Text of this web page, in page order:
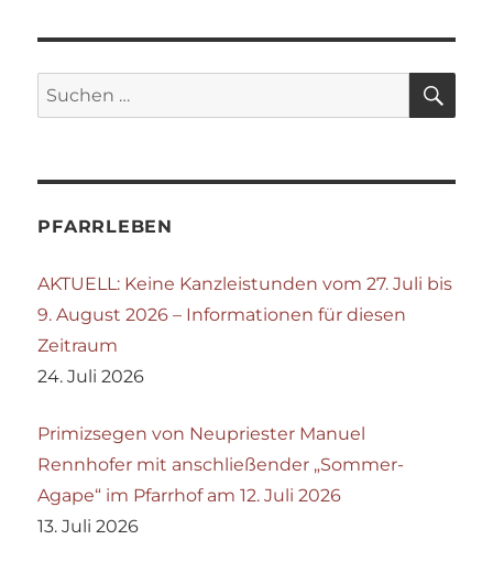
Suchen
nach:
PFARRLEBEN
AKTUELL: Keine Kanzleistunden vom 27. Juli bis
9. August 2026 – Informationen für diesen
Zeitraum
24. Juli 2026
Primizsegen von Neupriester Manuel
Rennhofer mit anschließender „Sommer-
Agape“ im Pfarrhof am 12. Juli 2026
13. Juli 2026